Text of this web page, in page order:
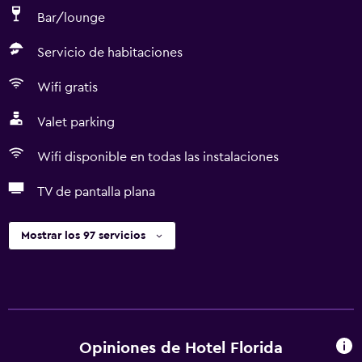
Bar/lounge
Servicio de habitaciones
Wifi gratis
Valet parking
Wifi disponible en todas las instalaciones
TV de pantalla plana
Mostrar los 97 servicios
Opiniones de Hotel Florida